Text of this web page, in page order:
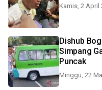
Kamis, 2 April
Dishub
Simpang
Puncak
Minggu, 22